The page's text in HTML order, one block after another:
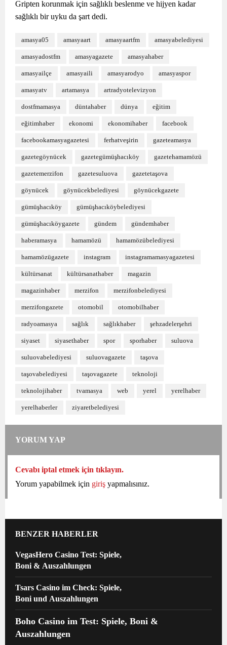
Gripten korunmak için sağlıklı beslenme ve hijyen kadar
sağlıklı bir uyku da şart dedi.
amasya05 amasyaart amasyaartfm amasyabelediyesi
amasyadostfm amasyagazete amasyahaber
amasyailçe amasyaili amasyarodyo amasyaspor
amasyatv artamasya artradyotelevizyon
dostfmamasya düntahaber dünya eğitim
eğitimhaber ekonomi ekonomihaber facebook
facebookamasyagazetesi ferhatveşirin gazeteamasya
gazetegöynücek gazetegümüşhacıköy gazetehamamözü
gazetemerzifon gazetesuluova gazetetaşova
göynücek göynücekbelediyesi göynücekgazete
gümüşhacıköy gümüşhacıköybelediyesi
gümüşhacıköygazete gündem gündemhaber
haberamasya hamamözü hamamözübelediyesi
hamamözügazete instagram instagramamasyagazetesi
kültürsanat kültürsanathaber magazin
magazinhaber merzifon merzifonbelediyesi
merzifongazete otomobil otomobilhaber
radyoamasya sağlık sağlıkhaber şehzadelerşehri
siyaset siyasethaber spor sporhaber suluova
suluovabelediyesi suluovagazete taşova
taşovabelediyesi taşovagazete teknoloji
teknolojihaber tvamasya web yerel yerelhaber
yerelhaberler ziyaretbelediyesi
YORUM YAP
Cevabı iptal etmek için tıklayın.
Yorum yapabilmek için giriş yapmalısınız.
BENZER HABERLER
VegasHero Casino Test: Spiele,
Boni & Auszahlungen
Tsars Casino im Check: Spiele,
Boni und Auszahlungen
Boho Casino im Test: Spiele, Boni &
Auszahlungen